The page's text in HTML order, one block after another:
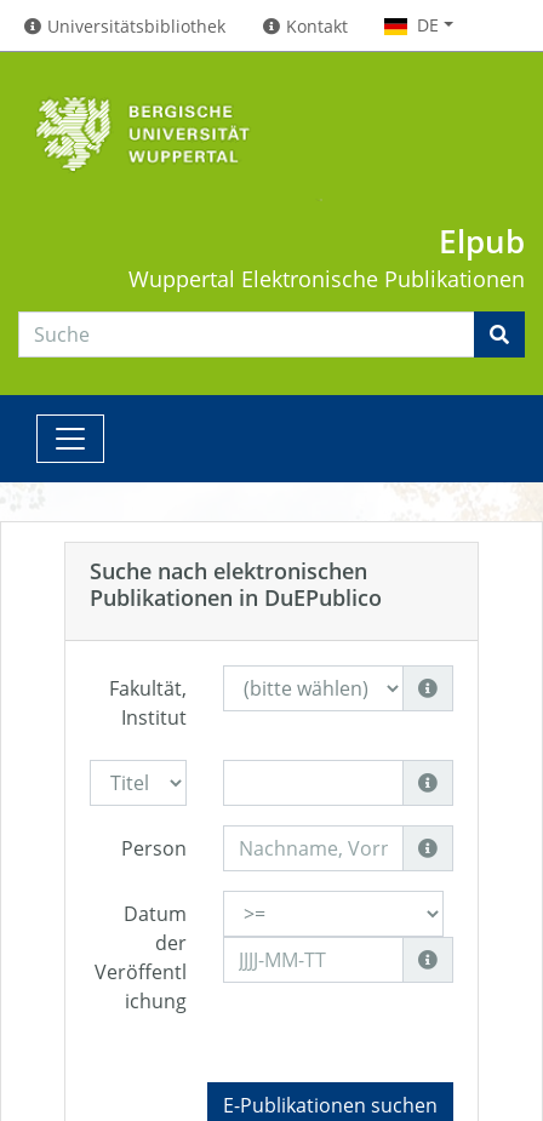
Universitätsbibliothek Kontakt DE
Elpub
Wuppertal Elektronische Publikationen
Suche nach elektronischen
Publikationen in DuEPublico
Fakultät,
Institut
Person
Datum
der
Veröffentl
ichung
E-Publikationen suchen